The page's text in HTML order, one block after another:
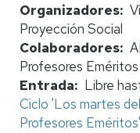
Organizadores
Proyección Social
Colaboradores
Profesores
Entrada
Libre
Ciclo 'Los martes
Profesores